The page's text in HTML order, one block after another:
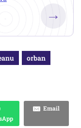
→
orban
Email